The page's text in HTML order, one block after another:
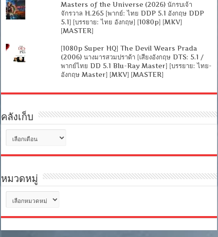
Masters of the Universe (2026) นักรบเจ้า
จักรวาล H.265 [พากย์: ไทย DDP 5.1 อังกฤษ DDP
5.1] [บรรยาย: ไทย อังกฤษ] [1080p] [MKV]
[MASTER]
[1080p Super HQ] The Devil Wears Prada
(2006) นางมารสวมปราด้า [เสียงอังกฤษ DTS: 5.1 /
พากย์ไทย DD 5.1 Blu-Ray Master] [บรรยาย: ไทย-
อังกฤษ Master] [MKV] [MASTER]
คลังเก็บ
คลัง
เก็บ
หมวดหมู่
หมวด
หมู่